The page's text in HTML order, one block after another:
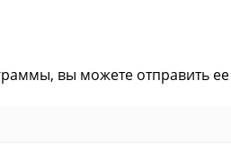
вы можете отправить